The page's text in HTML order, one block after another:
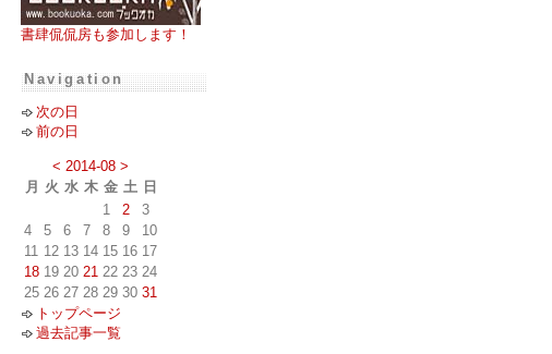
書肆侃侃房も参加します！
Navigation
次の日
前の日
< 2014-08 >
月
火 水 木 金 土 日
1
2
3
4
5 6 7 8 9
10
11 12 13 14 15 16 17
18 19 20 21 22 23 24
25 26 27 28 29 30 31
トップページ
過去記事一覧